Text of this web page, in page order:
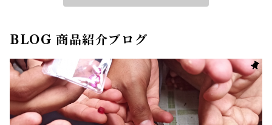
BLOG 商品紹介ブログ